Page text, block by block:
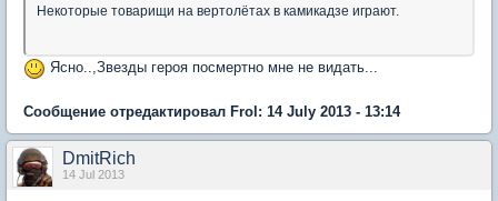
Некоторые товарищи на вертолётах в камикадзе играют.
Ясно..,Звезды героя посмертно мне не видать...
Сообщение отредактировал Frol: 14 July 2013 - 13:14
DmitRich
14 Jul 2013